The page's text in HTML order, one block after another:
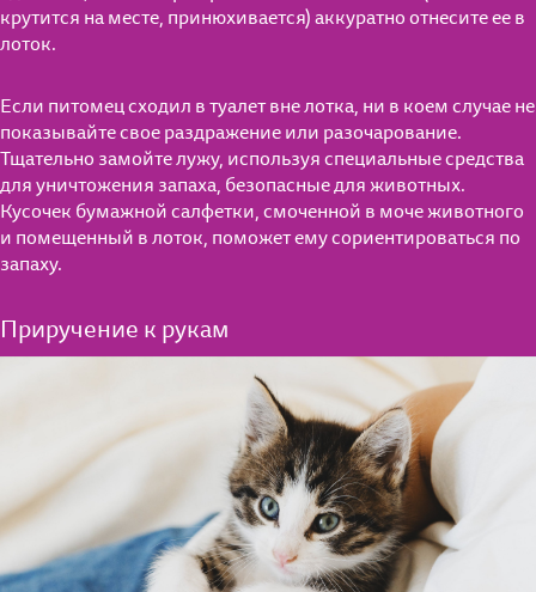
крутится на месте, принюхивается) аккуратно отнесите ее в
лоток.
Если питомец сходил в туалет вне лотка, ни в коем случае не
показывайте свое раздражение или разочарование.
Тщательно замойте лужу, используя специальные средства
для уничтожения запаха, безопасные для животных.
Кусочек бумажной салфетки, смоченной в моче животного
и помещенный в лоток, поможет ему сориентироваться по
запаху.
Приручение к рукам